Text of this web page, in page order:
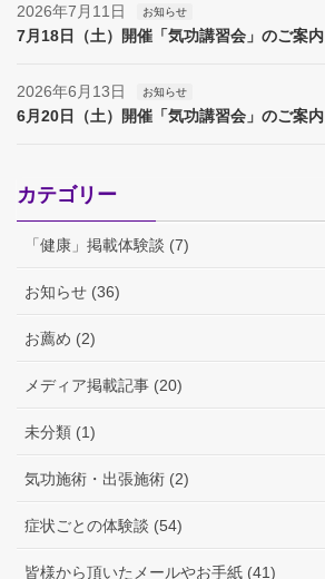
2026年7月11日 お知らせ
7月18日（土）開催「気功講習会」のご案内
2026年6月13日 お知らせ
6月20日（土）開催「気功講習会」のご案内
カテゴリー
「健康」掲載体験談 (7)
お知らせ (36)
お薦め (2)
メディア掲載記事 (20)
未分類 (1)
気功施術・出張施術 (2)
症状ごとの体験談 (54)
皆様から頂いたメールやお手紙 (41)